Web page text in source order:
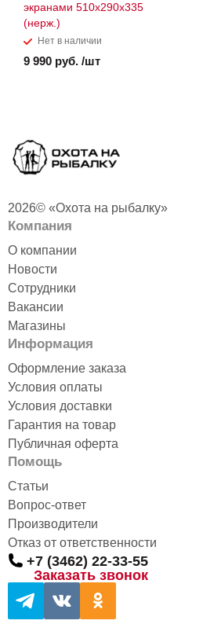
экранами 510х290х335
(нерж.)
Нет в наличии
9 990 руб. /шт
2026© «Охота на рыбалку»
Компания
О компании
Новости
Сотрудники
Вакансии
Магазины
Информация
Оформление заказа
Условия оплаты
Условия доставки
Гарантия на товар
Публичная оферта
Помощь
Статьи
Вопрос-ответ
Производители
Отказ от ответственности
+7 (3462) 22-33-55
Заказать звонок